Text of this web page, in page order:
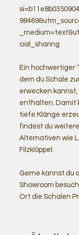
cial_sharing
Ein hochwertiger
dem du Schale
erwecken
enthalten. Damit
tiefe Klänge
findest du
Alternativen wie
Filzklöppel.
Gerne kannst du
Showroom
Ort die Schalen